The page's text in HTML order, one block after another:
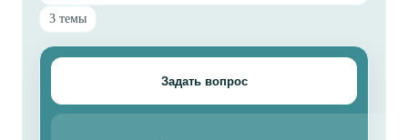
3 темы
Задать вопрос